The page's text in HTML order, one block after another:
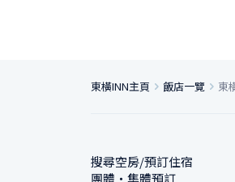
東橫INN主頁 飯店一覽 東
搜尋空房/預訂住宿
團體・集體預訂